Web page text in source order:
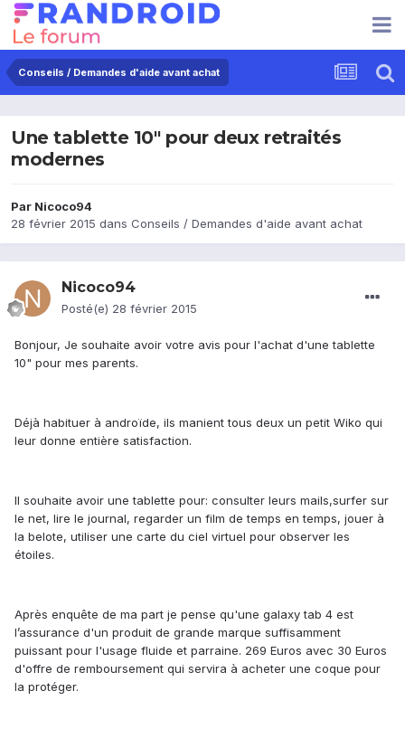
Conseils / Demandes d'aide avant achat
Une tablette 10" pour deux retraités
modernes
Par Nicoco94
28 février 2015 dans Conseils / Demandes d'aide avant achat
Nicoco94
Posté(e) 28 février 2015
Bonjour, Je souhaite avoir votre avis pour l'achat d'une tablette
10" pour mes parents.
Déjà habituer à androïde, ils manient tous deux un petit Wiko qui
leur donne entière satisfaction.
Il souhaite avoir une tablette pour: consulter leurs mails,surfer sur
le net, lire le journal, regarder un film de temps en temps, jouer à
la belote, utiliser une carte du ciel virtuel pour observer les
étoiles.
Après enquête de ma part je pense qu'une galaxy tab 4 est
l’assurance d'un produit de grande marque suffisamment
puissant pour l'usage fluide et parraine. 269 Euros avec 30 Euros
d'offre de remboursement qui servira à acheter une coque pour
la protéger.